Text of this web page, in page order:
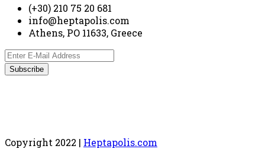
(+30) 210 75 20 681
info@heptapolis.com
Athens, PO 11633, Greece
Copyright 2022 | Heptapolis.com